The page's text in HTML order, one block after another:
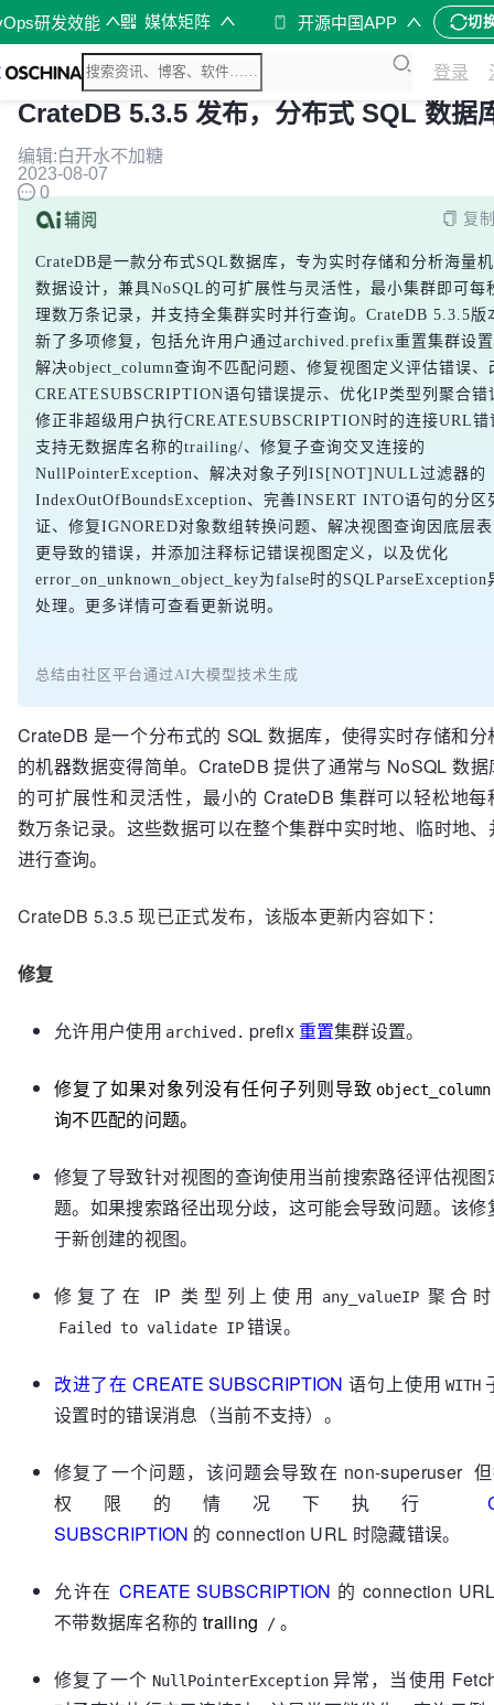
研发效能 媒体矩阵 开源中国APP 切
登录
CrateDB 5.3.5 发布，分布式 SQL 数据
编辑:白开水不加糖
2023-08-07
0
复
CrateDB是一款分布式SQL数据库，专为实时存储和分析海量
数据设计，兼具NoSQL的可扩展性与灵活性，最小集群即可每
理数万条记录，并支持全集群实时并行查询。CrateDB 5.3.5版
新了多项修复，包括允许用户通过archived.prefix重置集群设
解决object_column查询不匹配问题、修复视图定义评估错误、
CREATESUBSCRIPTION语句错误提示、优化IP类型列聚合错
修正非超级用户执行CREATESUBSCRIPTION时的连接URL错
支持无数据库名称的trailing/、修复子查询交叉连接的
NullPointerException、解决对象子列IS[NOT]NULL过滤器的
IndexOutOfBoundsException、完善INSERT INTO语句的分区
证、修复IGNORED对象数组转换问题、解决视图查询因底层
更导致的错误，并添加注释标记错误视图定义，以及优化
error_on_unknown_object_key为false时的SQLParseException
处理。更多详情可查看更新说明。
总结由社区平台通过AI大模型技术生成
CrateDB 是一个分布式的 SQL 数据库，使得实时存储和分
的机器数据变得简单。CrateDB 提供了通常与 NoSQL 数据
的可扩展性和灵活性，最小的 CrateDB 集群可以轻松地每
数万条记录。这些数据可以在整个集群中实时地、临时地、
进行查询。
CrateDB 5.3.5 现已正式发布，该版本更新内容如下：
修复
允许用户使用 archived. prefix 重置集群设置。
修复了如果对象列没有任何子列则导致
询不匹配的问题。
修复了导致针对视图的查询使用当前搜索路径评估视图
题。如果搜索路径出现分歧，这可能会导致问题。该修
于新创建的视图。
修复了在 IP 类型列上使用 any_valueIP 聚合
Failed to validate IP 错误。
改进了在 CREATE SUBSCRIPTION 语句上使用 WITH
设置时的错误消息（当前不支持）。
修复了一个问题，该问题会导致在 non-superuser
权限的情况下执行
SUBSCRIPTION 的 connection URL 时隐藏错误。
允许在 CREATE SUBSCRIPTION 的 connection
不带数据库名称的 trailing / 。
修复了一个 NullPointerException 异常，当使用